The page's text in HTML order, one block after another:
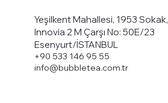
Yeşilkent Mahallesi, 1953 Sokak,
Innovia 2 M Çarşı No: 50E/23
Esenyurt/İSTANBUL
+90 533 146 95 55
info@bubbletea.com.tr